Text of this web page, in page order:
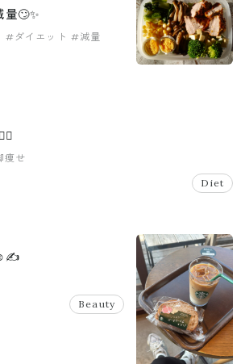
🙄✨️
#ダイエット #減量
痩せ
Diet
☺️✍️
Beauty